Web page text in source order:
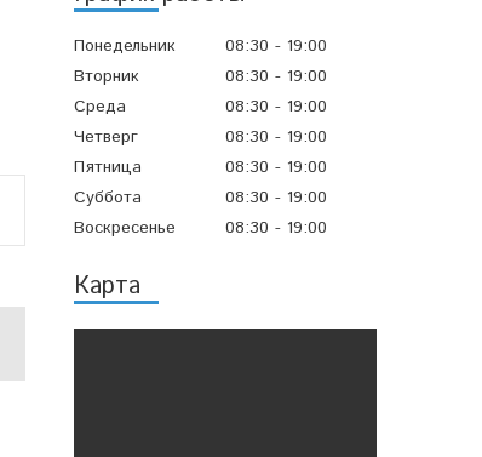
Понедельник 08:30
19:00
Вторник
08:30
19:00
Среда
08:30
19:00
Четверг
08:30
19:00
Пятница
08:30
19:00
Суббота
08:30
19:00
Воскресенье
08:30 19:00
Карта